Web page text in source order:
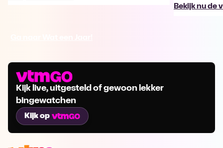
Bekijk nu de
Kijk live, uitgesteld of gewoon lekker
bingewatchen
Kijk op